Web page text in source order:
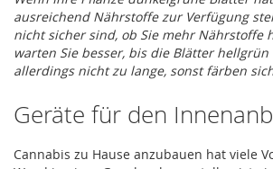
ausreichend Nährstoffe zur Verfügung
nicht sicher sind, ob Sie mehr Nährstoffe
warten Sie besser, bis die Blätter
allerdings nicht zu lange, sonst färben
Geräte für den
Cannabis zu Hause anzubauen hat viele